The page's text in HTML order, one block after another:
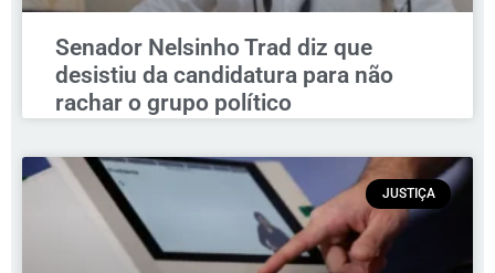
Senador Nelsinho Trad diz que
desistiu da candidatura para não
rachar o grupo político
JUSTIÇA